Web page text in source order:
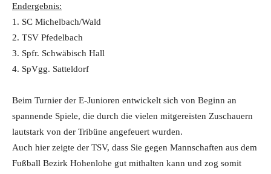
Endergebnis:
1. SC Michelbach/Wald
2. TSV Pfedelbach
3. Spfr. Schwäbisch Hall
4. SpVgg. Satteldorf
Beim Turnier der E-Junioren entwickelt sich von Beginn an
spannende Spiele, die durch die vielen mitgereisten Zuschauern
lautstark von der Tribüne angefeuert wurden.
Auch hier zeigte der TSV, dass Sie gegen Mannschaften aus dem
Fußball Bezirk Hohenlohe gut mithalten kann und zog somit